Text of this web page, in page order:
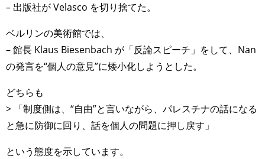
– 出版社が Velasco を切り捨てた。
ベルリンの美術館では、
– 館長 Klaus Biesenbach が「反論スピーチ」をして、Nan
の発言を“個人の意見”に矮小化しようとした。
どちらも
> 「制度側は、“自由”と言いながら、パレスチナの話になる
と急に防御に回り、話を個人の問題に押し戻す」
という態度を示しています。